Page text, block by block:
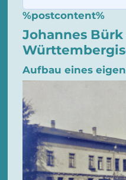
%postcontent%
Johannes Bürk
Aufbau eines